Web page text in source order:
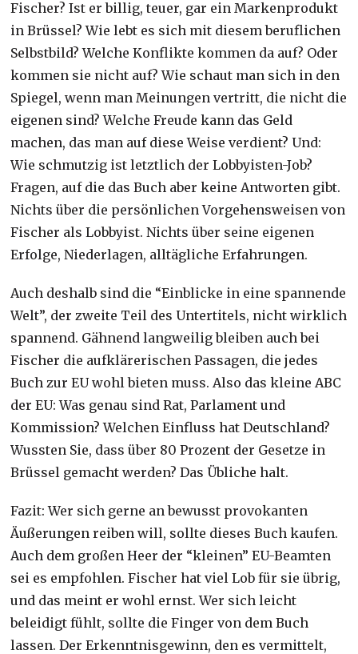
Fischer? Ist er billig, teuer, gar ein Markenprodukt
in Brüssel? Wie lebt es sich mit diesem beruflichen
Selbstbild? Welche Konflikte kommen da auf? Oder
kommen sie nicht auf? Wie schaut man sich in den
Spiegel, wenn man Meinungen vertritt, die nicht die
eigenen sind? Welche Freude kann das Geld
machen, das man auf diese Weise verdient? Und:
Wie schmutzig ist letztlich der Lobbyisten-Job?
Fragen, auf die das Buch aber keine Antworten gibt.
Nichts über die persönlichen Vorgehensweisen von
Fischer als Lobbyist. Nichts über seine eigenen
Erfolge, Niederlagen, alltägliche Erfahrungen.
Auch deshalb sind die “Einblicke in eine spannende
Welt”, der zweite Teil des Untertitels, nicht wirklich
spannend. Gähnend langweilig bleiben auch bei
Fischer die aufklärerischen Passagen, die jedes
Buch zur EU wohl bieten muss. Also das kleine ABC
der EU: Was genau sind Rat, Parlament und
Kommission? Welchen Einfluss hat Deutschland?
Wussten Sie, dass über 80 Prozent der Gesetze in
Brüssel gemacht werden? Das Übliche halt.
Fazit: Wer sich gerne an bewusst provokanten
Äußerungen reiben will, sollte dieses Buch kaufen.
Auch dem großen Heer der “kleinen” EU-Beamten
sei es empfohlen. Fischer hat viel Lob für sie übrig,
und das meint er wohl ernst. Wer sich leicht
beleidigt fühlt, sollte die Finger von dem Buch
lassen. Der Erkenntnisgewinn, den es vermittelt,